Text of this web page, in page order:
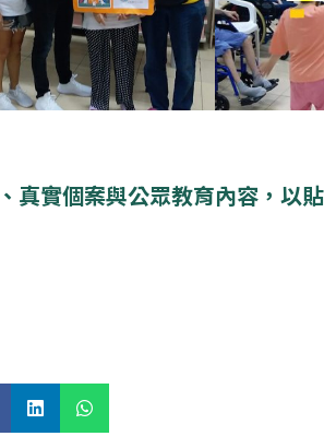
實個案與公眾教育內容，以